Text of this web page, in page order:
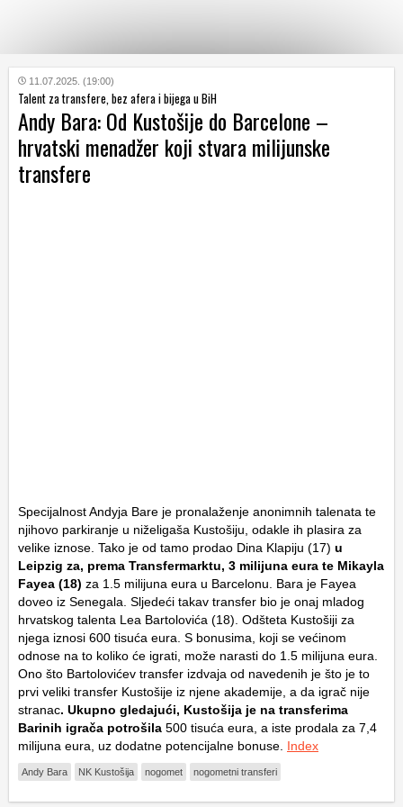
KATEGORIJE
HRVATSKI
WEB
11.07.2025. (19:00)
Talent za transfere, bez afera i bijega u BiH
Andy Bara: Od Kustošije do Barcelone –
hrvatski menadžer koji stvara milijunske
transfere
Specijalnost Andyja Bare je pronalaženje anonimnih talenata te
njihovo parkiranje u niželigaša Kustošiju, odakle ih plasira za
velike iznose. Tako je od tamo prodao Dina Klapiju (17) u
Leipzig za, prema Transfermarktu, 3 milijuna eura te Mikayla
Fayea (18) za 1.5 milijuna eura u Barcelonu. Bara je Fayea
doveo iz Senegala. Sljedeći takav transfer bio je onaj mladog
hrvatskog talenta Lea Bartolovića (18). Odšteta Kustošiji za
njega iznosi 600 tisuća eura. S bonusima, koji se većinom
odnose na to koliko će igrati, može narasti do 1.5 milijuna eura.
Ono što Bartolovićev transfer izdvaja od navedenih je što je to
prvi veliki transfer Kustošije iz njene akademije, a da igrač nije
stranac. Ukupno gledajući, Kustošija je na transferima
Barinih igrača potrošila 500 tisuća eura, a iste prodala za 7,4
milijuna eura, uz dodatne potencijalne bonuse. Index
Andy Bara NK Kustošija nogomet nogometni transferi